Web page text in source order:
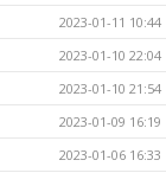
2023-01-11 10:44
2023-01-10 22:04
2023-01-10 21:54
2023-01-09 16:19
2023-01-06 16:33